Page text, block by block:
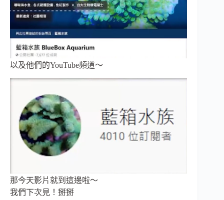
以及他們的YouTube頻道～
那今天影片就到這邊啦～
我們下次見！掰掰